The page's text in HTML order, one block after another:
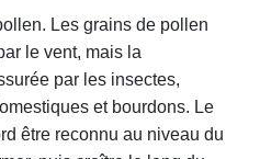
Les grains de pollen
le vent, mais la
par les insectes,
et bourdons. Le
être reconnu au niveau du